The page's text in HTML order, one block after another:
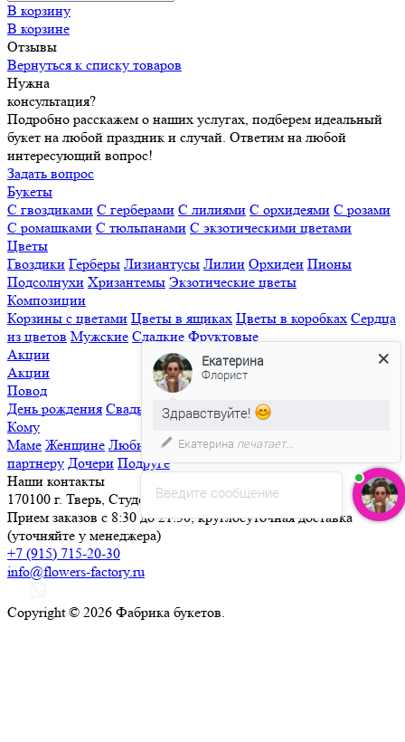
В корзину
В корзине
Отзывы
Вернуться к списку товаров
Нужна
консультация?
Подробно расскажем о наших услугах, подберем идеальный
букет на любой праздник и случай. Ответим на любой
интересующий вопрос!
Задать вопрос
Букеты
С гвоздиками С герберами С лилиями С орхидеями С розами
С ромашками С тюльпанами С экзотическими цветами
Цветы
Гвоздики Герберы Лизиантусы Лилии Орхидеи Пионы
Подсолнухи Хризантемы Экзотические цветы
Композиции
Корзины с цветами Цветы в ящиках Цветы в коробках Сердца
из цветов Мужские Сладкие Фруктовые
Акции
Акции
Повод
День рождения Свадьба Свидание Извинения
Кому
Маме Женщине Любимой Семье Мужчине Ребенку
партнеру Дочери Подруге
Наши контакты
170100 г. Тверь, Студенческий переулок, д. 25
Прием заказов с 8:30 до 21:30, круглосуточная доставка
(уточняйте у менеджера)
+7 (915) 715-20-30
info@flowers-factory.ru
Copyright © 2026 Фабрика букетов.
Введите сообщение
Екатерина
Флорист
Здравствуйте!
Екатерина печатает...